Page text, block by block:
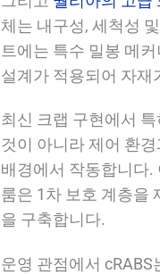
체는 내구성, 세척성
트에는 특수 밀봉 메
설계가 적용되어 자재
최신 크랩 구현에서
것이 아니라 제어 환
배경에서 작동합니다.
룸은 1차 보호 계층을
을 구축합니다.
운영 관점에서